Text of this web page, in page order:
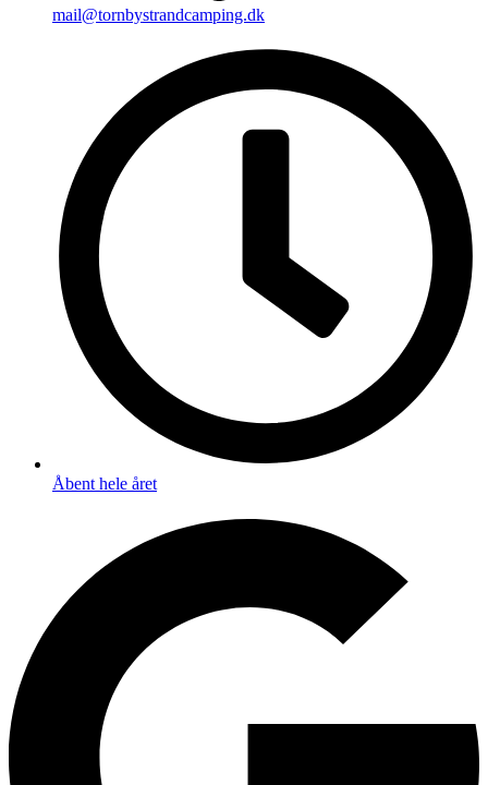
mail@tornbystrandcamping.dk
Åbent hele året